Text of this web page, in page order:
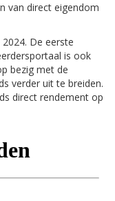
van direct eigendom
De eerste
is ook
bezig met de
verder uit te breiden.
direct rendement op